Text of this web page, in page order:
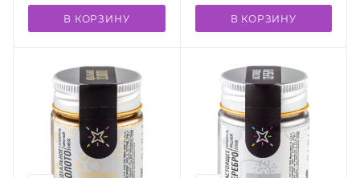
В КОРЗИНУ В КОРЗИНУ